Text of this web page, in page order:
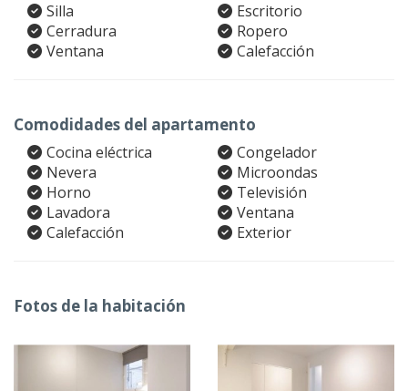
Silla
Escritorio
Cerradura
Ropero
Ventana
Calefacción
Comodidades del apartamento
Cocina eléctrica
Congelador
Nevera
Microondas
Horno
Televisión
Lavadora
Ventana
Calefacción
Exterior
Fotos de la habitación